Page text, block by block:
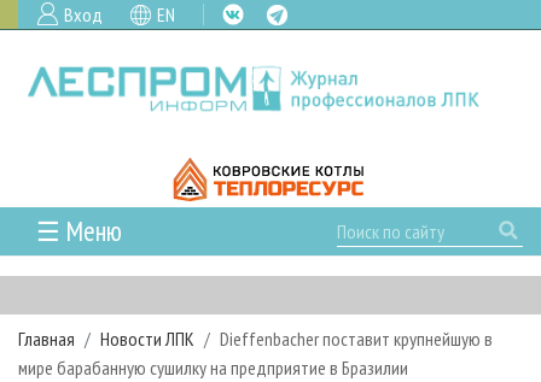
Вход EN
☰ Меню
ГЛАВНАЯ
РУБРИКИ И ТЕМЫ
РУБРИКИ ЖУРНАЛА
НОВОСТИ
Главная Новости ЛПК
Dieffenbacher поставит крупнейшую в
мире барабанную сушилку на предприятие в Бразилии